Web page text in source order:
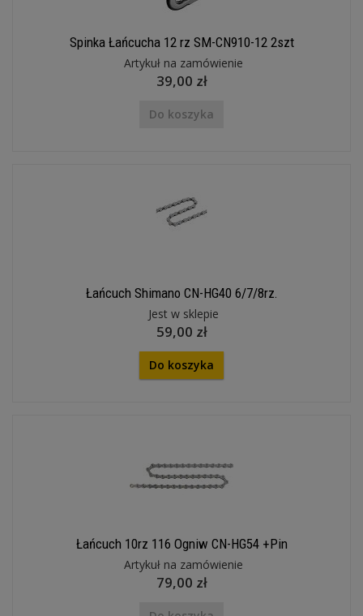
Spinka Łańcucha 12 rz SM-CN910-12 2szt
Artykuł na zamówienie
39,00 zł
Do koszyka
Łańcuch Shimano CN-HG40 6/7/8rz.
Jest w sklepie
59,00 zł
Do koszyka
Łańcuch 10rz 116 Ogniw CN-HG54 +Pin
Artykuł na zamówienie
79,00 zł